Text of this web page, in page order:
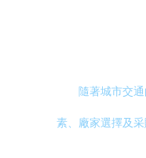
隨著城市交
素、廠家選擇及